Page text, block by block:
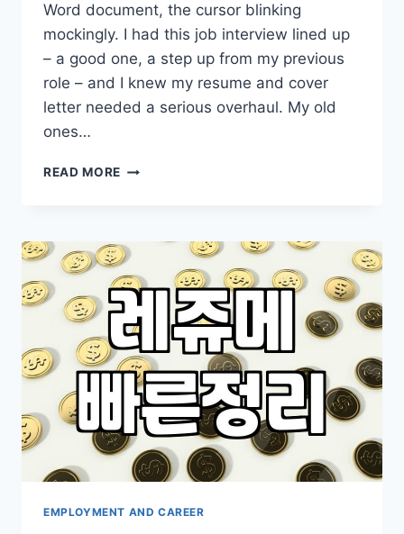
Word document, the cursor blinking
mockingly. I had this job interview lined up
– a good one, a step up from my previous
role – and I knew my resume and cover
letter needed a serious overhaul. My old
ones…
READ MORE THE
WRITING
YOUR
RESUME
AND
COVER
LETTER:
BEYOND
THE
TEMPLATES
EMPLOYMENT AND CAREER